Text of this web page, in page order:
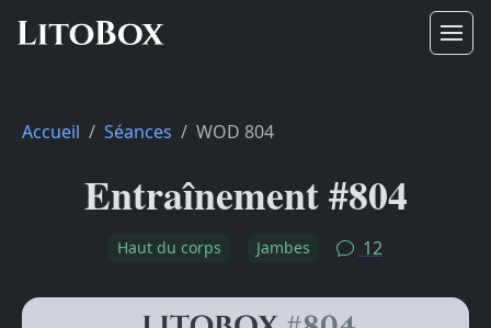
Accueil Séances WOD 804
Entraînement #804
Haut du corps Jambes 12